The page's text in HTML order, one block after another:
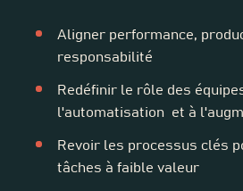
Aligner performance,
responsabilité
Redéfinir le rôle des
l'automatisation et à
Revoir les processus clés
tâches à faible valeur